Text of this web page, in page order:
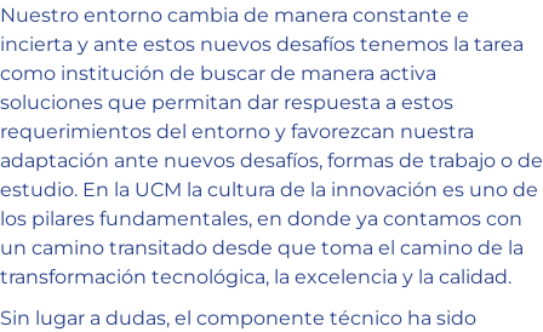
Nuestro entorno cambia de manera constante e
incierta y ante estos nuevos desafíos tenemos la tarea
como institución de buscar de manera activa
soluciones que permitan dar respuesta a estos
requerimientos del entorno y favorezcan nuestra
adaptación ante nuevos desafíos, formas de trabajo o de
estudio. En la UCM la cultura de la innovación es uno de
los pilares fundamentales, en donde ya contamos con
un camino transitado desde que toma el camino de la
transformación tecnológica, la excelencia y la calidad.
Sin lugar a dudas, el componente técnico ha sido